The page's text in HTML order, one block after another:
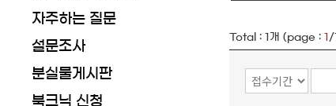
자주하는 질문
설문조사
분실물게시판
북크닉 신청
Total :1 개 (page :1 /